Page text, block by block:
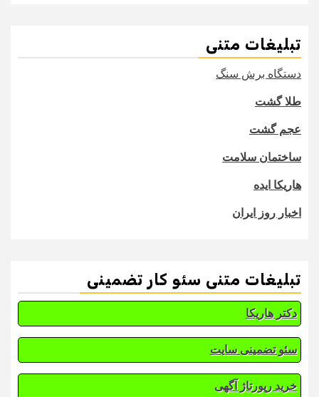
تبلیغات متنی
دستگاه برش سنگ
طلا گشت
عجم گشت
ساختمان سلامت
هاریکا ایده
اخبار روز ایران
تبلیغات متنی سئو کار تضمینی
دکتر هاریکا
سئو تضمینی سایت
خرید رپورتاژ آگهی